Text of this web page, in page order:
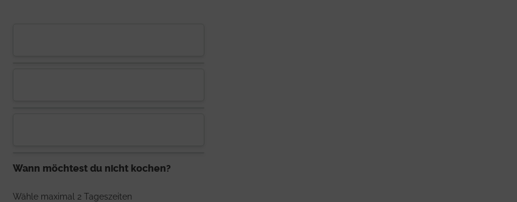
Wann möchtest du nicht kochen?
Wähle maximal 2 Tageszeiten